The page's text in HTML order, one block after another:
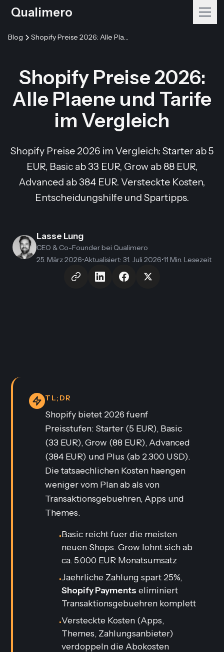
Qualimero
Blog Shopify Preise 2026: Alle Plaene und Tarife im Vergleich
Shopify Preise 2026:
Alle Plaene und Tarife
im Vergleich
Shopify Preise 2026 im Vergleich: Starter ab 5
EUR, Basic ab 33 EUR, Grow ab 88 EUR,
Advanced ab 384 EUR. Versteckte Kosten,
Entscheidungshilfe und Spartipps.
Lasse Lung
CEO & Co-Founder bei Qualimero
25. März 2026•Aktualisiert: 31. Juli 2026•11 Min. Lesezeit
TL;DR
Shopify bietet 2026 fuenf
Preisstufen: Starter (5 EUR), Basic
(33 EUR), Grow (88 EUR), Advanced
(384 EUR) und Plus (ab 2.300 USD).
Die tatsaechlichen Kosten haengen
weniger vom Plan ab als von
Transaktionsgebuehren, Apps und
Themes.
•Basic reicht fuer die meisten
neuen Shops. Grow lohnt sich ab
ca. 5.000 EUR Monatsumsatz
•Jaehrliche Zahlung spart 25%,
Shopify Payments eliminiert
Transaktionsgebuehren komplett
•Versteckte Kosten (Apps,
Themes, Zahlungsanbieter)
verdoppeln die Abokosten